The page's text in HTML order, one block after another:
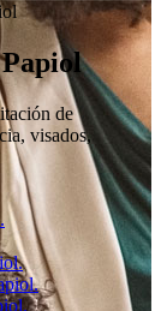
de
visados,